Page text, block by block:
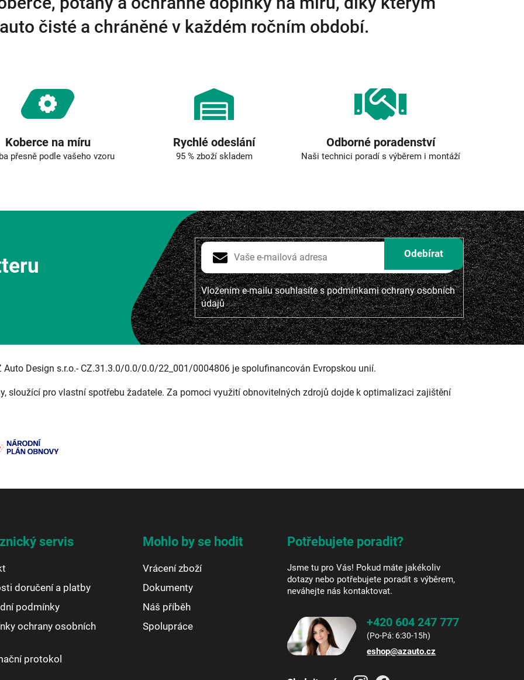
c
í
p
ý
p
i
u
čisté a chráněné v každém ročním období.
Koberce na míru
přesně podle vašeho vzoru
Rychlé odeslání
95 % zboží skladem
Odborné poradenství
Naši technici poradí s výběrem i montáží
Vložením e-mailu souhlasíte spodmínkami ochrany osobních
údajů
Design s.r.o.- CZ.31.3.0/0.0/0.0/22_001/0004806 je spolufinancován Evropskou unií.
sloužící pro vlastní spotřebu žadatele. Za pomoci využití obnovitelných zdrojů dojde k optimalizaci zajištění
servis
doručení a platby
podmínky
ochrany osobních
protokol
Mohlo by se hodit
Vrácení zboží
Dokumenty
Náš příběh
Spolupráce
Potřebujete poradit?
Jsme tu pro Vás! Pokud máte jakékoliv
dotazy nebo potřebujete poradit s výběrem,
neváhejte nás kontaktovat.
+420 604 247 777
eshop@azauto.cz